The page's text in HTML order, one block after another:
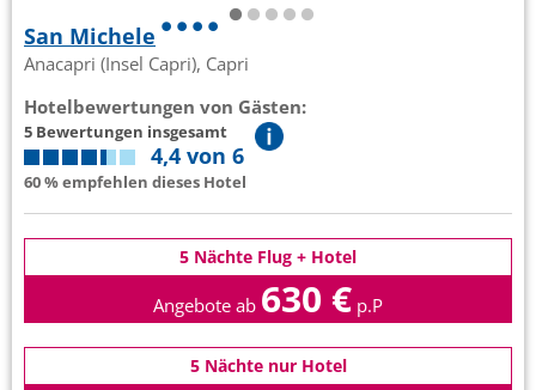
San Michele
Anacapri (Insel Capri), Capri
Hotelbewertungen von Gästen:
5 Bewertungen insgesamt
4,4 von 6
60 % empfehlen dieses Hotel
5 Nächte Flug + Hotel
Angebote ab 630 € p.P
5 Nächte nur Hotel